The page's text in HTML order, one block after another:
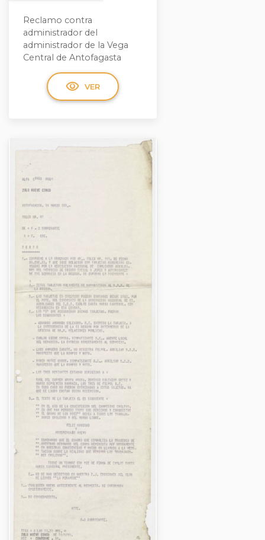
Reclamo contra
administrador del
administrador de la Vega
Central de Antofagasta
visibility VER